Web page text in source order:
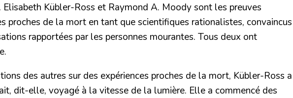
Kübler-Ross et Raymond A. Moody sont les preuves
proches de la mort en tant que scientifiques rationalistes, convaincus
rapportées par les personnes mourantes. Tous deux ont
des autres sur des expériences proches de la mort, Kübler-Ross a
dit-elle, voyagé à la vitesse de la lumière. Elle a commencé des